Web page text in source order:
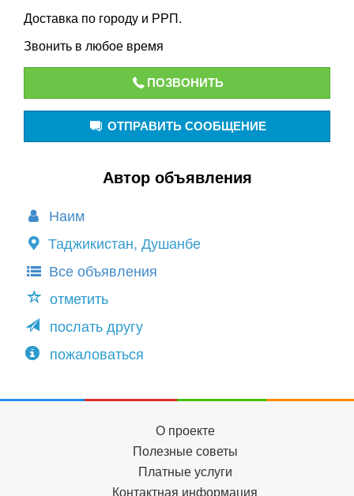
Доставка по городу и РРП.
Звонить в любое время
ПОЗВОНИТЬ
ОТПРАВИТЬ СООБЩЕНИЕ
Автор объявления
Наим
Таджикистан, Душанбе
Все объявления
отметить
послать другу
пожаловаться
О проекте
Полезные советы
Платные услуги
Контактная информация